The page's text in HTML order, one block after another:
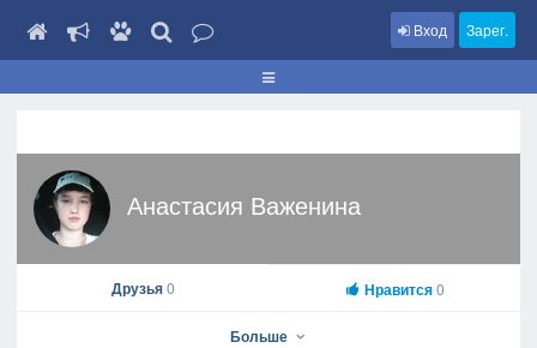
Вход Зарег.
Анастасия Важенина
Друзья0 Нравится0
Больше